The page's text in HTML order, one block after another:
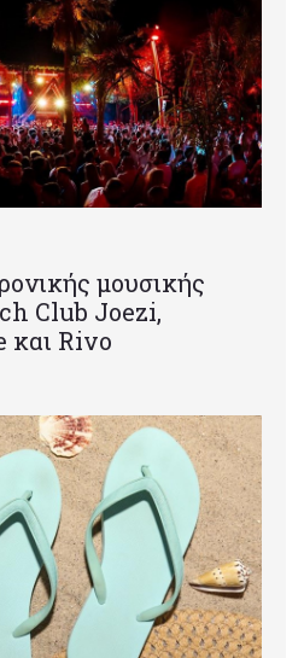
μουσικής
Club Joezi,
Rivo